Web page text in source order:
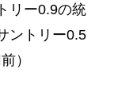
リー0.9の統
ントリー0.5
）